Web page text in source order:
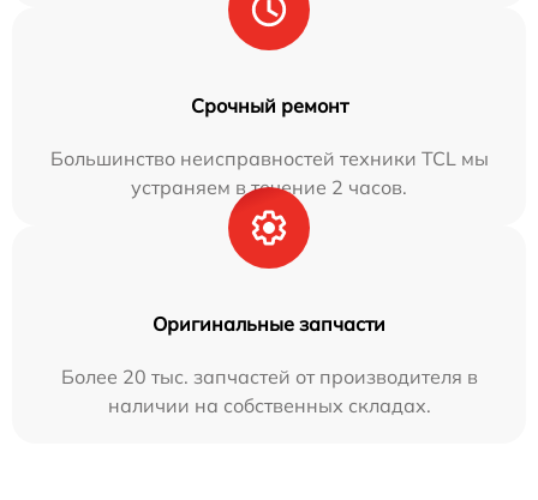
Срочный ремонт
Большинство неисправностей техники TCL мы
устраняем в течение 2 часов.
Оригинальные запчасти
Более 20 тыс. запчастей от производителя в
наличии на собственных складах.